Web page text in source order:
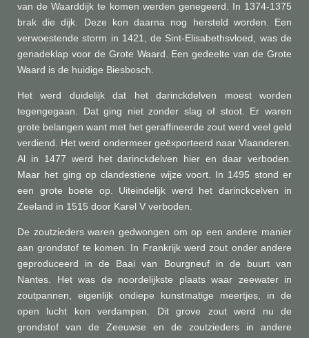
van de Waarddijk te komen werden genegeerd. In 1374-1375
brak die dijk. Deze kon daarna nog hersteld worden. Een
verwoestende storm in 1421, de Sint-Elisabethsvloed, was de
genadeklap voor de Grote Waard. Een gedeelte van de Grote
Waard is de huidige Biesbosch.
Het werd duidelijk dat het darinckdelven moest worden
tegengegaan. Dat ging niet zonder slag of stoot. Er waren
grote belangen want met het geraffineerde zout werd veel geld
verdiend. Het werd ondermeer geëxporteerd naar Vlaanderen.
Al in 1477 werd het darinckdelven hier en daar verboden.
Maar het ging op clandestiene wijze voort. In 1495 stond er
een grote boete op. Uiteindelijk werd het darinckcelven in
Zeeland in 1515 door Karel V verboden.
De zoutzieders waren gedwongen om op een andere manier
aan grondstof te komen. In Frankrijk werd zout onder andere
geproduceerd in de Baai van Bourgneuf in de buurt van
Nantes. Het was de noordelijkste plaats waar zeewater in
zoutpannen, eigenlijk ondiepe kunstmatige meertjes, in de
open lucht kon verdampen. Dit grove zout werd nu de
grondstof van de Zeeuwse en de zoutzieders in andere